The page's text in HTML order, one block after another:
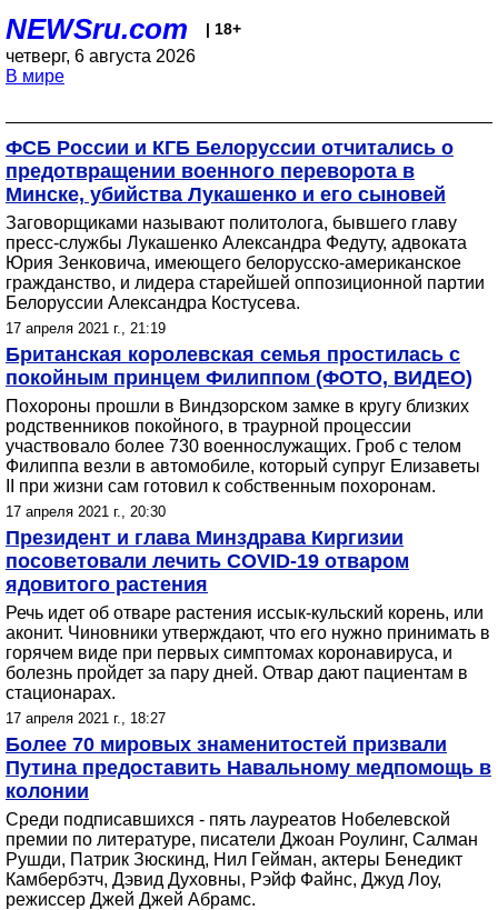
NEWSru.com | 18+
четверг, 6 августа 2026
В мире
ФСБ России и КГБ Белоруссии отчитались о
предотвращении военного переворота в
Минске, убийства Лукашенко и его сыновей
Заговорщиками называют политолога, бывшего главу
пресс-службы Лукашенко Александра Федуту, адвоката
Юрия Зенковича, имеющего белорусско-американское
гражданство, и лидера старейшей оппозиционной партии
Белоруссии Александра Костусева.
17 апреля 2021 г., 21:19
Британская королевская семья простилась с
покойным принцем Филиппом (ФОТО, ВИДЕО)
Похороны прошли в Виндзорском замке в кругу близких
родственников покойного, в траурной процессии
участвовало более 730 военнослужащих. Гроб с телом
Филиппа везли в автомобиле, который супруг Елизаветы
II при жизни сам готовил к собственным похоронам.
17 апреля 2021 г., 20:30
Президент и глава Минздрава Киргизии
посоветовали лечить COVID-19 отваром
ядовитого растения
Речь идет об отваре растения иссык-кульский корень, или
аконит. Чиновники утверждают, что его нужно принимать в
горячем виде при первых симптомах коронавируса, и
болезнь пройдет за пару дней. Отвар дают пациентам в
стационарах.
17 апреля 2021 г., 18:27
Более 70 мировых знаменитостей призвали
Путина предоставить Навальному медпомощь в
колонии
Среди подписавшихся - пять лауреатов Нобелевской
премии по литературе, писатели Джоан Роулинг, Салман
Рушди, Патрик Зюскинд, Нил Гейман, актеры Бенедикт
Камбербэтч, Дэвид Духовны, Рэйф Файнс, Джуд Лоу,
режиссер Джей Джей Абрамс.